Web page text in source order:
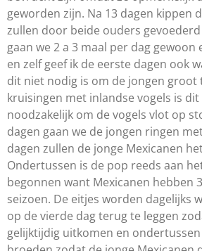
geworden zijn. Na 13 dagen kippen
zullen door beide ouders
gaan we 2 a 3 maal per dag
en zelf geef ik de eerste dagen ook
dit niet nodig is om de jongen groot
kruisingen met inlandse vogels is
noodzakelijk om de vogels vlot op
dagen gaan we de jongen ringen
dagen zullen de jonge Mexicanen
Ondertussen is de pop reeds aan
begonnen want Mexicanen hebben
seizoen. De eitjes worden dagelijks
op de vierde dag terug te leggen
gelijktijdig uitkomen en